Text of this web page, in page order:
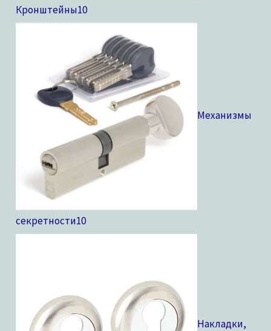
Кронштейны10
Механизмы
секретности10
Накладки,